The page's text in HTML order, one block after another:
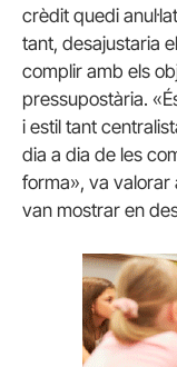
crèdit quedi
tant, desajustaria
complir amb els
pressupostària.
i estil tant
dia a dia de les
forma», va valorar
van mostrar en